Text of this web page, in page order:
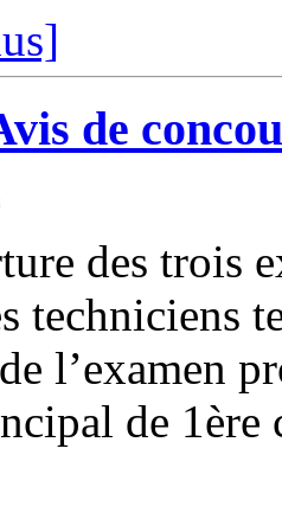
de
des trois
techniciens
l’examen
de 1ère